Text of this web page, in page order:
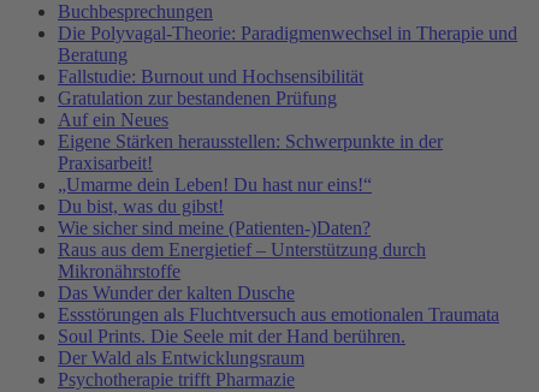
Buchbesprechungen
Die Polyvagal-Theorie: Paradigmenwechsel in Therapie und
Beratung
Fallstudie: Burnout und Hochsensibilität
Gratulation zur bestandenen Prüfung
Auf ein Neues
Eigene Stärken herausstellen: Schwerpunkte in der
Praxisarbeit!
„Umarme dein Leben! Du hast nur eins!“
Du bist, was du gibst!
Wie sicher sind meine (Patienten-)Daten?
Raus aus dem Energietief – Unterstützung durch
Mikronährstoffe
Das Wunder der kalten Dusche
Essstörungen als Fluchtversuch aus emotionalen Traumata
Soul Prints. Die Seele mit der Hand berühren.
Der Wald als Entwicklungsraum
Psychotherapie trifft Pharmazie